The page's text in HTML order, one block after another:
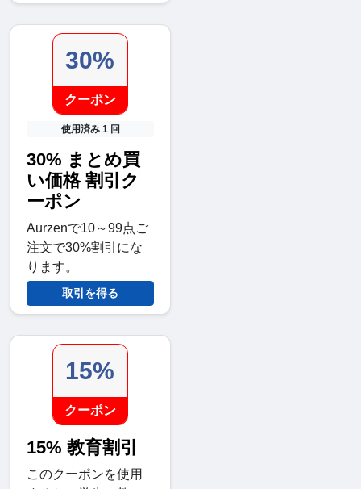
30%
クーポン
使用済み 1 回
30% まとめ買
い価格 割引ク
ーポン
Aurzenで10～99点ご
注文で30%割引にな
ります。
取引を得る
15%
クーポン
15% 教育割引
このクーポンを使用